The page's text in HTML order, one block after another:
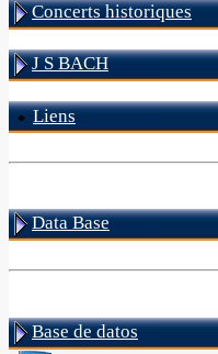
Concerts historiques
J S BACH
Liens
Data Base
Base de datos